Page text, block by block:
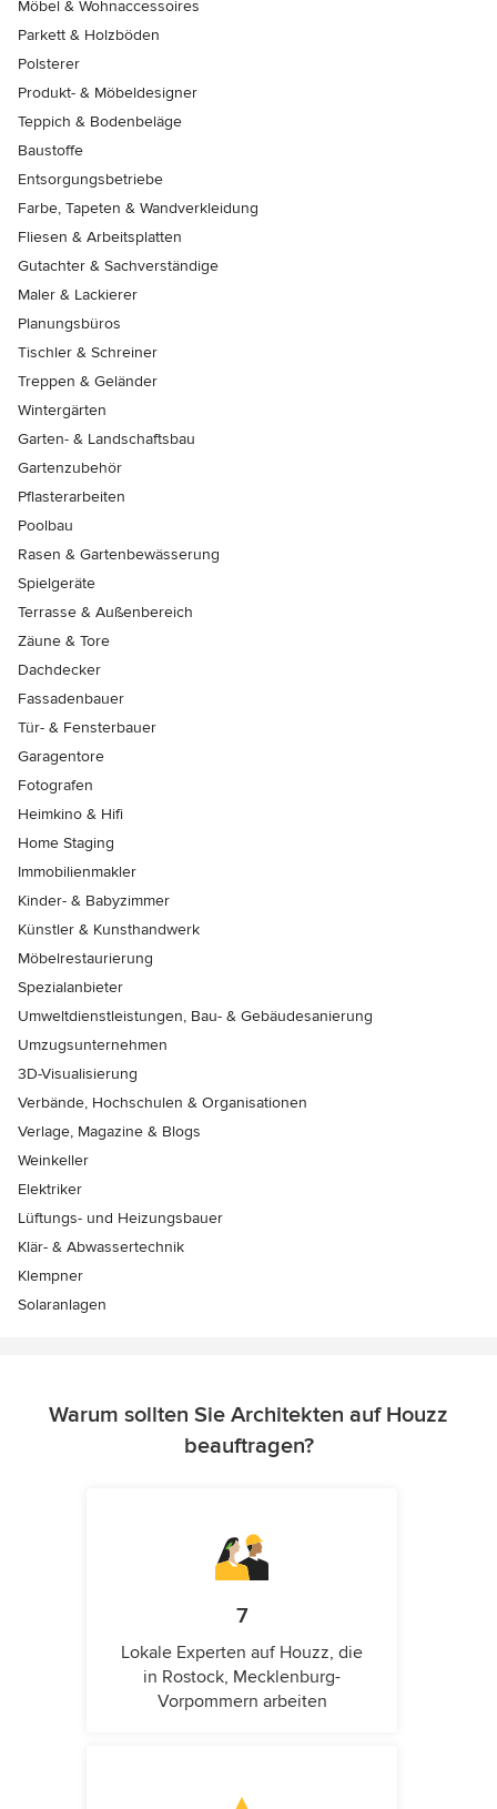
Möbel & Wohnaccessoires
Parkett & Holzböden
Polsterer
Produkt- & Möbeldesigner
Teppich & Bodenbeläge
Baustoffe
Entsorgungsbetriebe
Farbe, Tapeten & Wandverkleidung
Fliesen & Arbeitsplatten
Gutachter & Sachverständige
Maler & Lackierer
Planungsbüros
Tischler & Schreiner
Treppen & Geländer
Wintergärten
Garten- & Landschaftsbau
Gartenzubehör
Pflasterarbeiten
Poolbau
Rasen & Gartenbewässerung
Spielgeräte
Terrasse & Außenbereich
Zäune & Tore
Dachdecker
Fassadenbauer
Tür- & Fensterbauer
Garagentore
Fotografen
Heimkino & Hifi
Home Staging
Immobilienmakler
Kinder- & Babyzimmer
Künstler & Kunsthandwerk
Möbelrestaurierung
Spezialanbieter
Umweltdienstleistungen, Bau- & Gebäudesanierung
Umzugsunternehmen
3D-Visualisierung
Verbände, Hochschulen & Organisationen
Verlage, Magazine & Blogs
Weinkeller
Elektriker
Lüftungs- und Heizungsbauer
Klär- & Abwassertechnik
Klempner
Solaranlagen
Warum sollten Sie Architekten auf Houzz
beauftragen?
7
Lokale Experten auf Houzz, die
in Rostock, Mecklenburg-
Vorpommern arbeiten